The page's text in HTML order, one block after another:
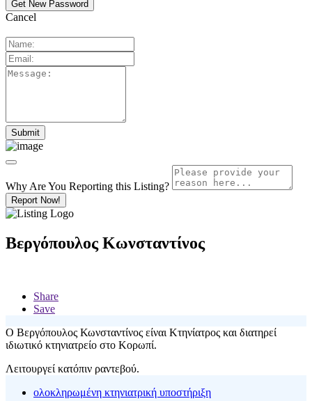
Cancel
Why Are You Reporting this Listing?
Report Now!
Βεργόπουλος Κωνσταντίνος
Share
Save
Ο Βεργόπουλος Κωνσταντίνος είναι Κτηνίατρος και διατηρεί
ιδιωτικό κτηνιατρείο στο Κορωπί.
Λειτουργεί κατόπιν ραντεβού.
ολοκληρωμένη κτηνιατρική υποστήριξη